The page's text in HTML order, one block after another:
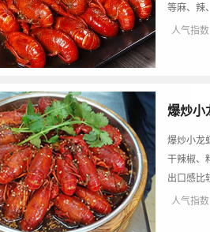
等麻、辣
人气指数
爆炒小
爆炒小龙
干辣椒、
出口感比
人气指数